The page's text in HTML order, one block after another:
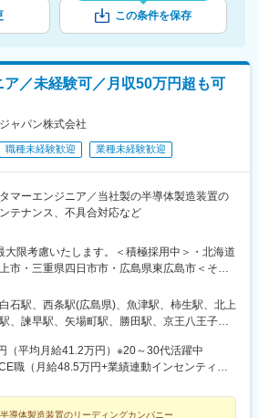
この条件を保存
ア／未経験可／月収50万円超も可
ャパン株式会社
職種未経験歓迎 業種未経験歓迎
マーエンジニア／当社製の半導体製造装置の
テナンス、不具合対応など
大限考慮いたします。＜積極採用中＞・北海道
市・三重県四日市市・広島県東広島市＜その
都港区・東京都八王子市・神奈川県川崎市
県川崎市（麻生区）・茨城県ひたちなか市・
県名古屋市・京都府京都市・大阪府大阪市・
内転勤の可能性有◎広島勤務の場合、英語を
務で英語力を伸ばせる環境です。＜転居費
一時金のお支払い 単身者：20万円 家族帯
石駅、西条駅(広島県)、魚津駅、柿生駅、北上
、諫早駅、矢場町駅、勝田駅、京王八王子
上前津駅、八王子駅、北新地駅、あすなろう
駅、大阪梅田駅(阪神線)
（平均月給41.2万円）※20～30代活躍中
職（月給48.5万円+業績連動インセンティブ
導体製造装置のリーディングカンパニー